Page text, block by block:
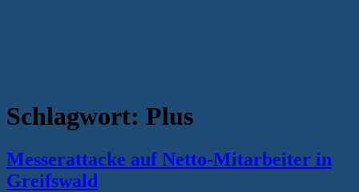
Schlagwort: Plus
Messerattacke auf Netto-Mitarbeiter in
Greifswald